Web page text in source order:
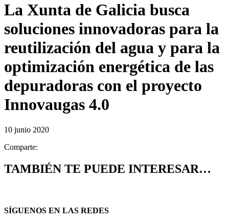
La Xunta de Galicia busca
soluciones innovadoras para la
reutilización del agua y para la
optimización energética de las
depuradoras con el proyecto
Innovaugas 4.0
10 junio 2020
Comparte:
TAMBIÉN TE PUEDE INTERESAR…
SÍGUENOS EN LAS REDES